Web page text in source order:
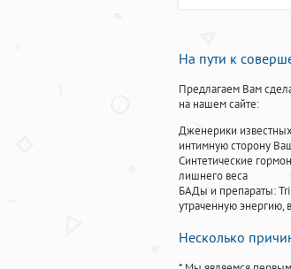
На пути к
Предлагаем Вам
на нашем сайте:
Дженерики
интимную сторону
Синтетические
лишнего веса
БАДы и препараты:
утраченную энергию,
Несколько